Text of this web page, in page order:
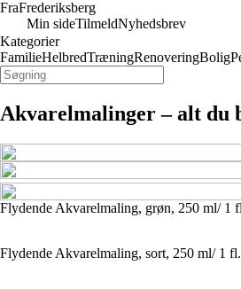
FraFrederiksberg
Min sideTilmeldNyhedsbrev
Kategorier
FamilieHelbredTræningRenoveringBolig
Akvarelmalinger – alt du
Flydende Akvarelmaling, grøn, 250 ml/ 1
Flydende Akvarelmaling, sort, 250 ml/ 1 fl.